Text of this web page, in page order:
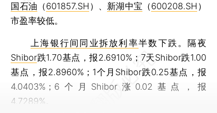
国石油 （601857.SH ）、 新湖中宝 （600208.SH ）
市盈率较低。
上海银行间同业拆放利率半数下跌。隔夜
Shibor跌1.70基点，报2.6910%；7天Shibor跌1.00
基点，报2.8960%；1个月Shibor跌0.25基点，报
4.0403%；6个月Shibor涨0.02基点，报
4.7289%。